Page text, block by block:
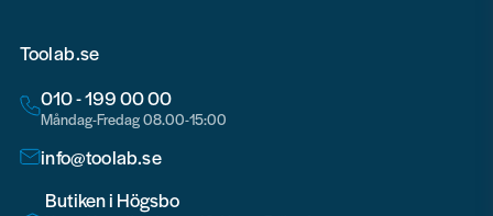
Toolab.se
010 - 199 00 00
Måndag-Fredag 08.00-15:00
info@toolab.se
Butiken i Högsbo